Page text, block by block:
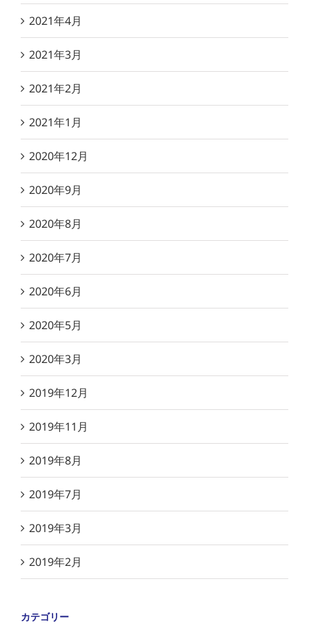
2021年4月
2021年3月
2021年2月
2021年1月
2020年12月
2020年9月
2020年8月
2020年7月
2020年6月
2020年5月
2020年3月
2019年12月
2019年11月
2019年8月
2019年7月
2019年3月
2019年2月
カテゴリー